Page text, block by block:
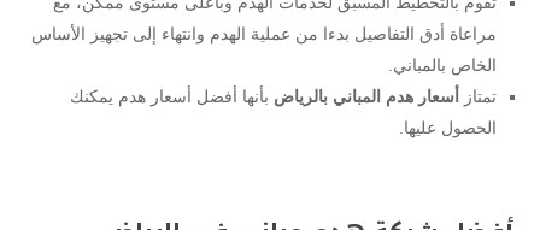
مراعاة أدق التفاصيل بدءا من عملية الهدم وانتهاء إلى تجهيز الأساس
الخاص بالمباني.
تمتاز
أسعار هدم المباني بالرياض بأنها أفضل أسعار هدم يمكنك
الحصول عليها.